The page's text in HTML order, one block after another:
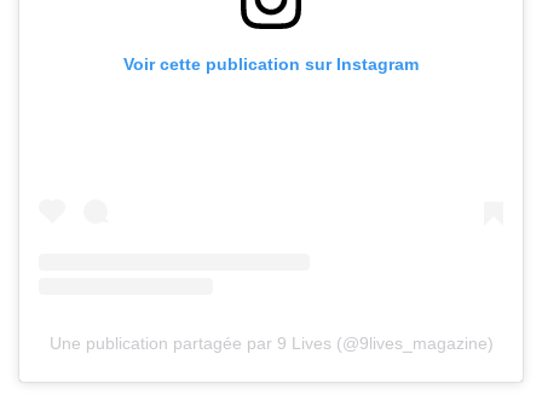
Voir cette publication sur Instagram
Une publication partagée par 9 Lives (@9lives_magazine)